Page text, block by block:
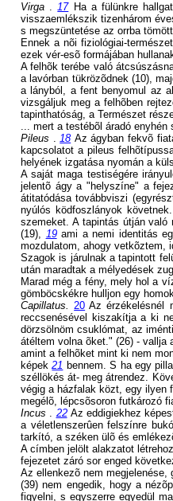
Virga .17 Ha a fülünkre
visszaemlékszik tizenhárom
s megszüntetése az orrba
Ennek a nõi fiziológiai-
ezek vér-esõ formájában
A felhõk terébe való
a lavórban tükrözõdnek (10),
a lányból, a fent benyomul az
vizsgáljuk meg a felhõben
tapinthatóság, a Természet
... mert a testébõl áradó
Pileus .18 Az ágyban fekvõ
kapcsolatot a pileus
helyének izgatása nyomán a
A saját maga testiségére
jelentõ ágy a "helyszíne" a
átitatódása továbbviszi
nyúlós ködfoszlányok
szemeket. A tapintás útján
(19), 19 ami a nemi identitás
mozdulatom, ahogy vetkõztem,
Szagok is járulnak a tapintott
után maradtak a mélyedések
Marad még a fény, mely hol a
gömböcskékre hulljon egy
Capillatus. 20 Az érzékelésnél
reccsenésével kiszakítja a ki
dörzsölnöm csuklómat, az
átéltem volna õket." (26) - vallja
amint a felhõket mint ki nem
képek21 bennem. S ha egy
széllökés át- meg átrendez.
végig a házfalak közt, egy ilyen
megélõ, lépcsõsoron futkározó
Incus . 22 Az eddigiekhez
a véletlenszerûen felszínre
tarkító, a széken ülõ és
A címben jelölt alakzatot
fejezetet záró sor enged
Az ellenkezõ nem megjelenése,
(39) nem engedik, hogy a
figyelni, s egyszerre egyedül